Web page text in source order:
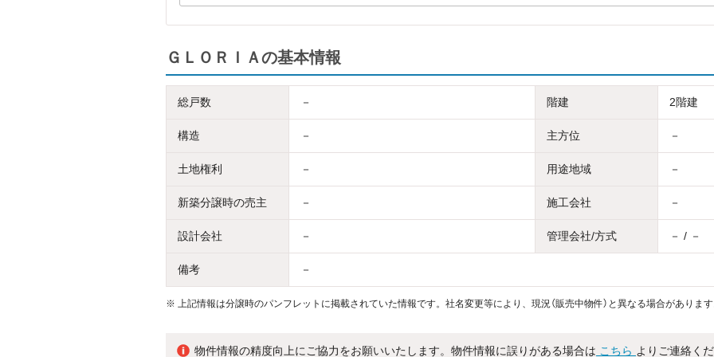
ＧＬＯＲＩＡの基本情報
総戸数 － 階建 2階建
構造 － 主方位 －
土地権利 － 用途地域 －
新築分譲時の売主 － 施工会社 －
設計会社 － 管理会社/方式 － / －
備考 －
※ 上記情報は分譲時のパンフレットに掲載されていた情報です。社名変更等により、現況（販売中物件）と異なる場合があります
物件情報の精度向上にご協力をお願いいたします。物件情報に誤りがある場合は こちら よりご連絡くだ